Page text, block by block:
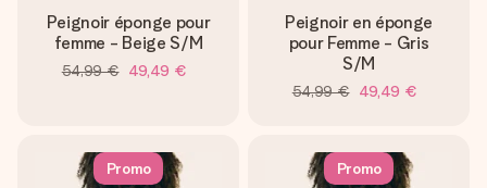
Peignoir éponge pour
femme - Beige S/M
54,99 € 49,49 €
Peignoir en éponge
pour Femme - Gris
S/M
54,99 € 49,49 €
Promo Promo